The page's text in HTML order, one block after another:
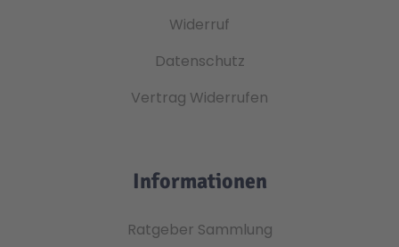
Widerruf
Datenschutz
Vertrag Widerrufen
Informationen
Ratgeber Sammlung